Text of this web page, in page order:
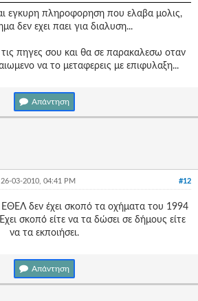
εγκυρη πληροφορηση που ελαβα μολις,
δεν εχει παει για διαλυση...
τις πηγες σου και θα σε παρακαλεσω οταν
να το μεταφερεις με επιφυλαξη...
Απάντηση
#12
26-03-2010, 04:41 PM
ΕΘΕΛ δεν έχει σκοπό τα οχήματα του 1994
σκοπό είτε να τα δώσει σε δήμους είτε
να τα εκποιήσει.
Απάντηση